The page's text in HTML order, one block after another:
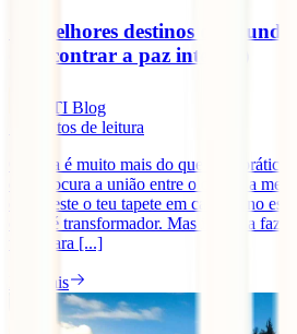
Os melhores destinos do
(e encontrar a paz interior)
IATI Blog
minutos de leitura
O yoga é muito mais do que uma prática
que procura a união entre o corpo, a
estendeste o teu tapete em casa ou no
como é transformador. Mas imagina fazer
vista para [...]
Ler mais